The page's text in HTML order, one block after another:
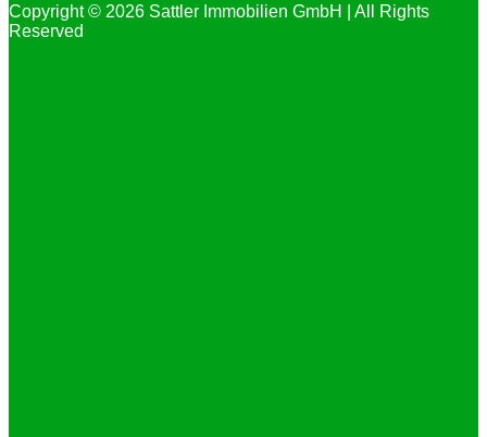
Copyright © 2026 Sattler Immobilien GmbH | All Rights
Reserved